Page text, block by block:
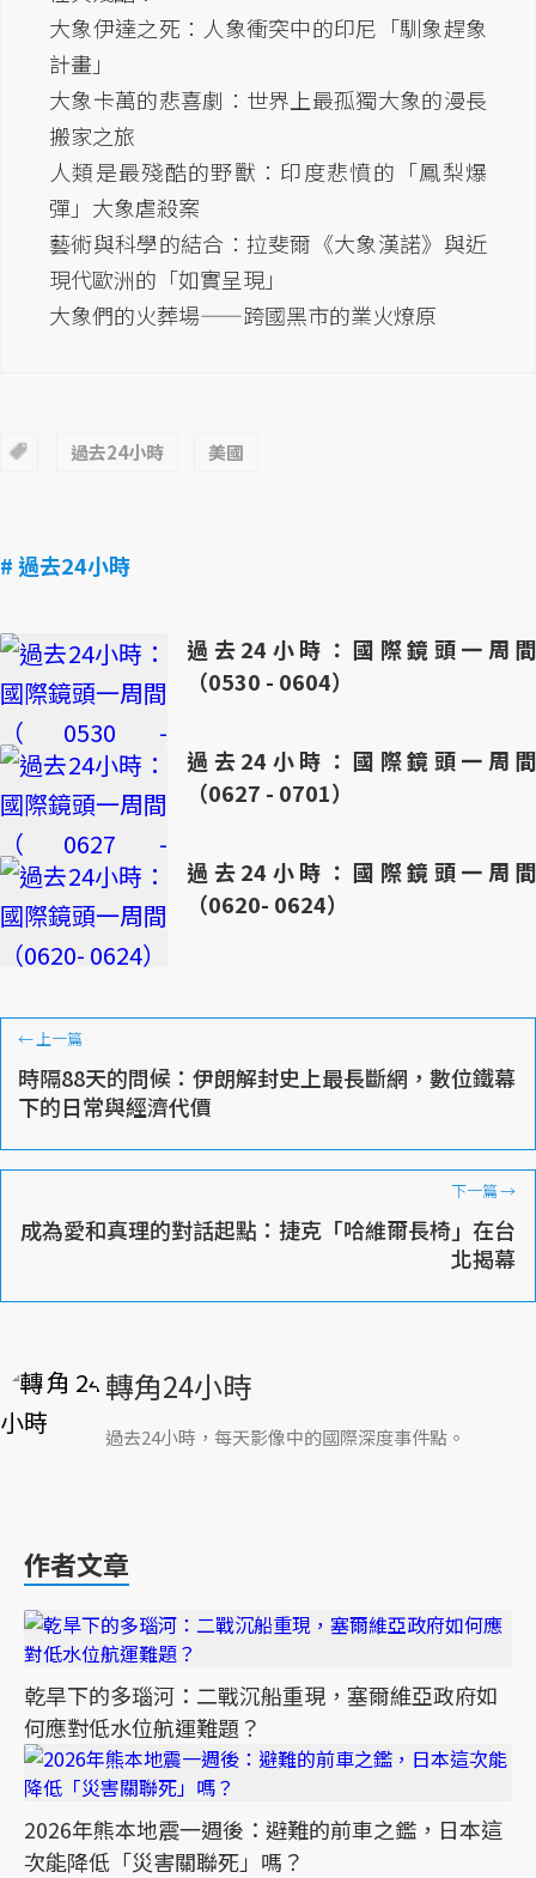
大象伊達之死：人象衝突中的印尼「馴象趕象
計畫」
大象卡萬的悲喜劇：世界上最孤獨大象的漫長
搬家之旅
人類是最殘酷的野獸：印度悲憤的「鳳梨爆
彈」大象虐殺案
藝術與科學的結合：拉斐爾《大象漢諾》與近
現代歐洲的「如實呈現」
大象們的火葬場——跨國黑市的業火燎原
過去24小時 美國
# 過去24小時
過去24小時：國際鏡頭一周間
（0530 - 0604）
過去24小時：國際鏡頭一周間
（0627 - 0701）
過去24小時：國際鏡頭一周間
（0620- 0624）
←上一篇
時隔88天的問候：伊朗解封史上最長斷網，數位鐵幕
下的日常與經濟代價
下一篇→
成為愛和真理的對話起點：捷克「哈維爾長椅」在台
北揭幕
轉角24小時
過去24小時，每天影像中的國際深度事件點。
作者文章
乾旱下的多瑙河：二戰沉船重現，塞爾維亞政府如
何應對低水位航運難題？
2026年熊本地震一週後：避難的前車之鑑，日本這
次能降低「災害關聯死」嗎？